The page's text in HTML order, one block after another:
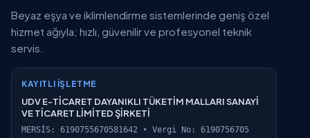
Beyaz eşya ve iklimlendirme sistemlerinde geniş özel
hizmet ağıyla; hızlı, güvenilir ve profesyonel teknik
servis.
KAYITLI İŞLETME
UDV E-TİCARET DAYANIKLI TÜKETİM MALLARI SANAYİ
VE TİCARET LİMİTED ŞİRKETİ
MERSİS: 6190755670581642 • Vergi No: 6190756705